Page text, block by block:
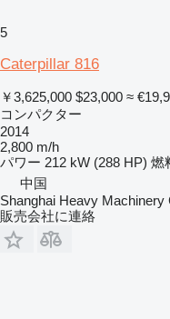
5
Caterpillar 816
￥3,625,000 $23,000 ≈
コンパクター
2014
2,800 m/h
パワー 212 kW (288 HP) 燃
中国
Shanghai Heavy Machinery
販売会社に連絡